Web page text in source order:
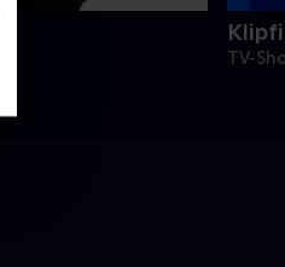
TV-